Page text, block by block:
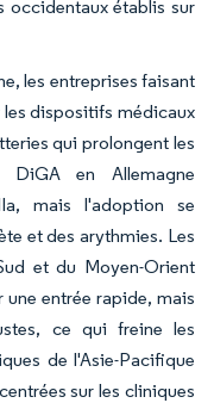
occidentaux établis sur
les entreprises faisant
dispositifs médicaux
qui prolongent les
en Allemagne
mais l'adoption se
et des arythmies. Les
et du Moyen-Orient
entrée rapide, mais
ce qui freine les
de l'Asie-Pacifique
sur les cliniques